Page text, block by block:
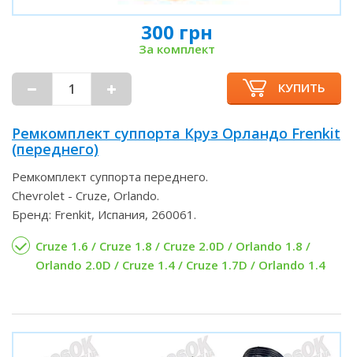
300 грн
За комплект
КУПИТЬ
Ремкомплект суппорта Круз Орландо Frenkit
(переднего)
Ремкомплект суппорта переднего.
Chevrolet - Cruze, Orlando.
Бренд: Frenkit, Испания, 260061.
Cruze 1.6 / Cruze 1.8 / Cruze 2.0D / Orlando 1.8 /
Orlando 2.0D / Cruze 1.4 / Cruze 1.7D / Orlando 1.4